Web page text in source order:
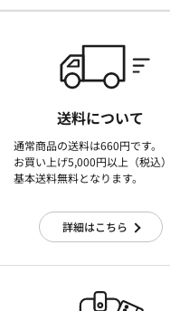
送料について
通常商品の送料は660円です。
お買い上げ5,000円以上（税込
基本送料無料となります。
詳細はこちら